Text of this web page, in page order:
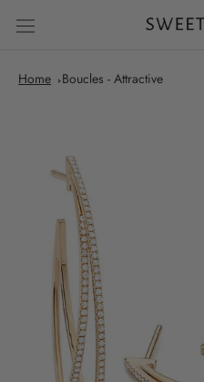
Home
Boucles - Attractive